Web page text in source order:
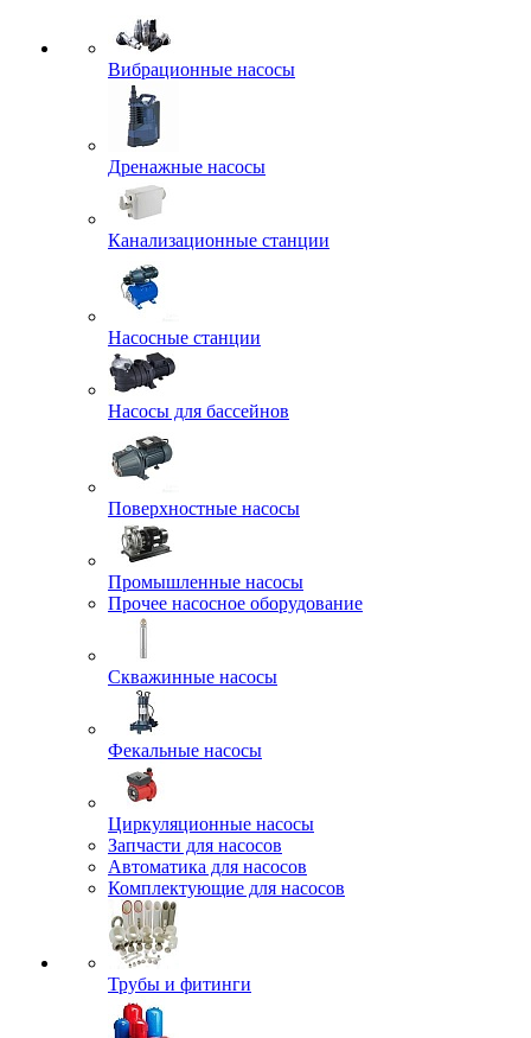
Вибрационные насосы
Дренажные насосы
Канализационные станции
Насосные станции
Насосы для бассейнов
Поверхностные насосы
Промышленные насосы
Прочее насосное оборудование
Скважинные насосы
Фекальные насосы
Циркуляционные насосы
Запчасти для насосов
Автоматика для насосов
Комплектующие для насосов
Трубы и фитинги